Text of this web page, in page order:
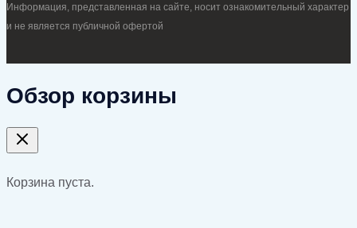
Информация, представленная на сайте, носит ознакомительный характер
и не является публичной офертой
Обзор корзины
Корзина пуста.